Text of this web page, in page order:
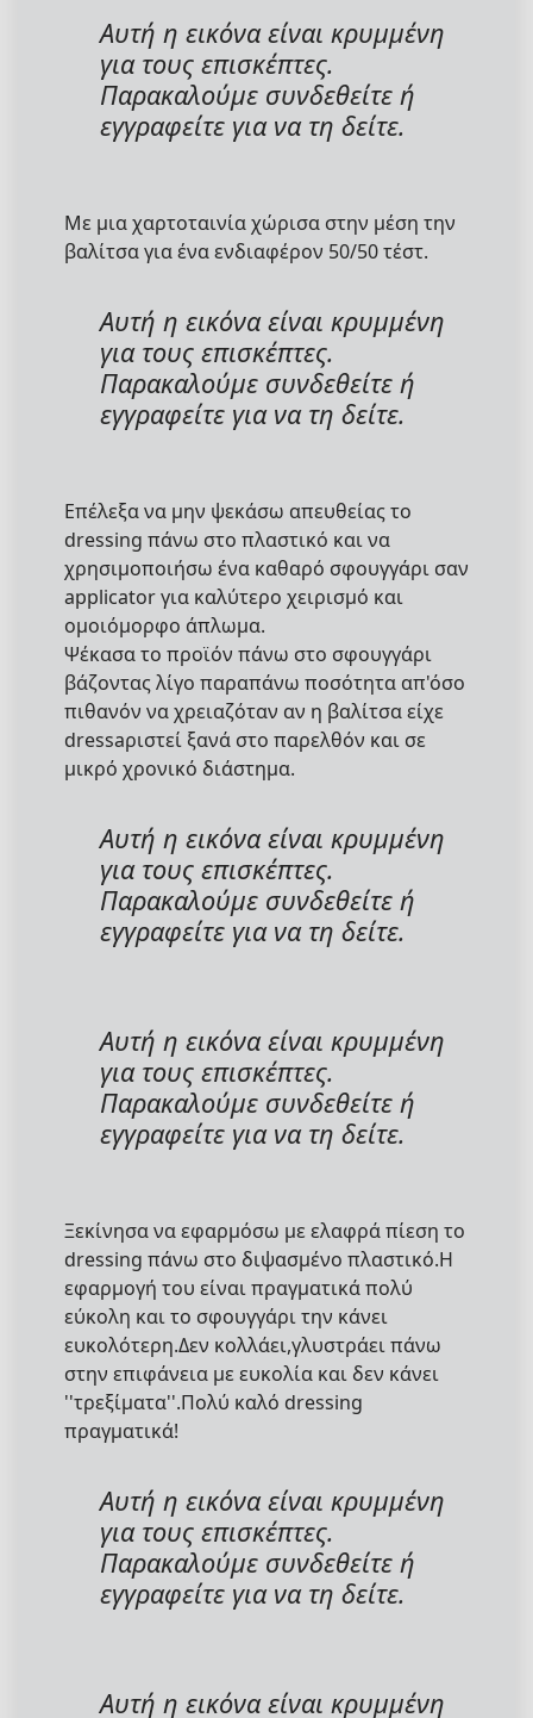
Αυτή η εικόνα είναι κρυμμένη
για τους επισκέπτες.
Παρακαλούμε συνδεθείτε ή
εγγραφείτε για να τη δείτε.
Με μια χαρτοταινία χώρισα στην μέση την
βαλίτσα για ένα ενδιαφέρον 50/50 τέστ.
Αυτή η εικόνα είναι κρυμμένη
για τους επισκέπτες.
Παρακαλούμε συνδεθείτε ή
εγγραφείτε για να τη δείτε.
Επέλεξα να μην ψεκάσω απευθείας το
dressing πάνω στο πλαστικό και να
χρησιμοποιήσω ένα καθαρό σφουγγάρι σαν
applicator για καλύτερο χειρισμό και
ομοιόμορφο άπλωμα.
Ψέκασα το προϊόν πάνω στο σφουγγάρι
βάζοντας λίγο παραπάνω ποσότητα απ'όσο
πιθανόν να χρειαζόταν αν η βαλίτσα είχε
dressaριστεί ξανά στο παρελθόν και σε
μικρό χρονικό διάστημα.
Αυτή η εικόνα είναι κρυμμένη
για τους επισκέπτες.
Παρακαλούμε συνδεθείτε ή
εγγραφείτε για να τη δείτε.
Αυτή η εικόνα είναι κρυμμένη
για τους επισκέπτες.
Παρακαλούμε συνδεθείτε ή
εγγραφείτε για να τη δείτε.
Ξεκίνησα να εφαρμόσω με ελαφρά πίεση το
dressing πάνω στο διψασμένο πλαστικό.Η
εφαρμογή του είναι πραγματικά πολύ
εύκολη και το σφουγγάρι την κάνει
ευκολότερη.Δεν κολλάει,γλυστράει πάνω
στην επιφάνεια με ευκολία και δεν κάνει
''τρεξίματα''.Πολύ καλό dressing
πραγματικά!
Αυτή η εικόνα είναι κρυμμένη
για τους επισκέπτες.
Παρακαλούμε συνδεθείτε ή
εγγραφείτε για να τη δείτε.
Αυτή η εικόνα είναι κρυμμένη